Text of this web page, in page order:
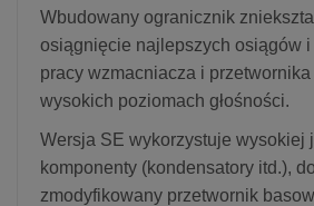
Wbudowany ogranicznik
osiągnięcie najlepszych osiągów
pracy wzmacniacza i
wysokich poziomach głośności.
Wersja SE wykorzystuje wysokiej
komponenty (kondensatory itd.),
zmodyfikowany przetwornik